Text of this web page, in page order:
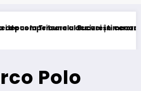
a accizei în mecanism
la Tribunalul București cererea
Polo